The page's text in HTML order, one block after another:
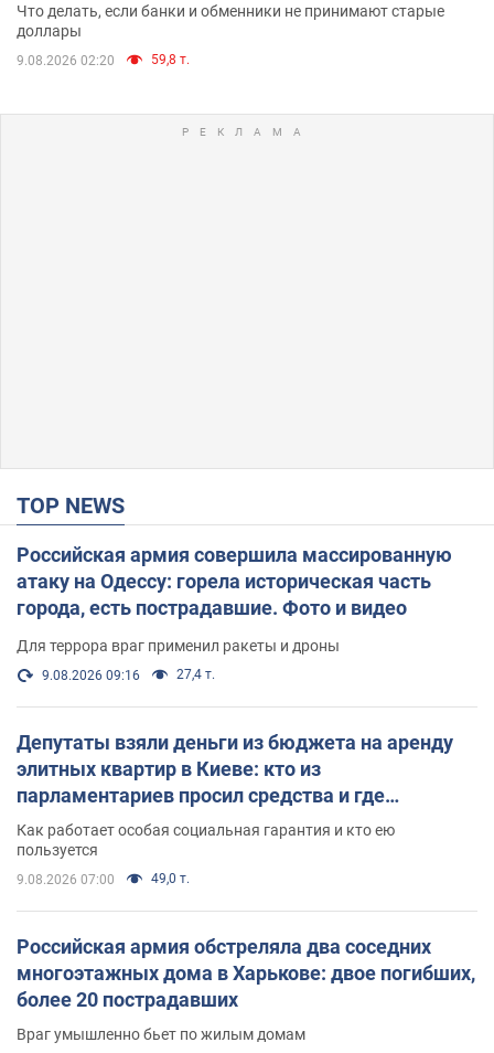
Что делать, если банки и обменники не принимают старые
доллары
9.08.2026 02:20 59,8 т.
TOP NEWS
Российская армия совершила массированную
атаку на Одессу: горела историческая часть
города, есть пострадавшие. Фото и видео
Для террора враг применил ракеты и дроны
9.08.2026 09:16 27,4 т.
Депутаты взяли деньги из бюджета на аренду
элитных квартир в Киеве: кто из
парламентариев просил средства и где
поселился
Как работает особая социальная гарантия и кто ею
пользуется
9.08.2026 07:00 49,0 т.
Российская армия обстреляла два соседних
многоэтажных дома в Харькове: двое погибших,
более 20 пострадавших
Враг умышленно бьет по жилым домам